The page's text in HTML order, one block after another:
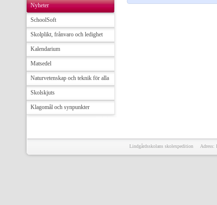
Nyheter
SchoolSoft
Skolplikt, frånvaro och ledighet
Kalendarium
Matsedel
Naturvetenskap och teknik för alla
Skolskjuts
Klagomål och synpunkter
Lindgårdsskolans skolexpedition Adress: